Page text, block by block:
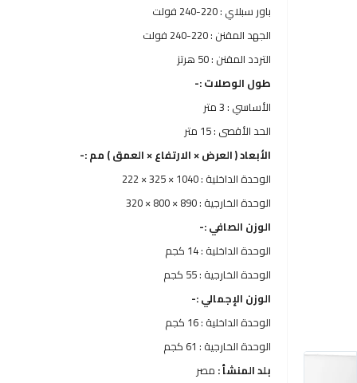
باور سبلاي : 220-240 فولت
الجهد المقنن : 220-240 فولت
التردد المقنن : 50 هرتز
طول الوصلات :-
الأساسي : 3 متر
الحد الأقصى : 15 متر
الأبعاد ( العرض × الارتفاع × العمق ) مم :-
الوحدة الداخلية : 1040 × 325 × 222
الوحدة الخارجية : 890 × 800 × 320
الوزن الصافي :-
الوحدة الداخلية : 14 كجم
الوحدة الخارجية : 55 كجم
الوزن الإجمالي :-
الوحدة الداخلية : 16 كجم
الوحدة الخارجية : 61 كجم
بلد المنشأ : مصر